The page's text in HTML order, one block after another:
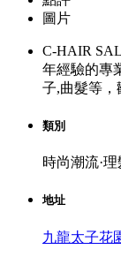
圖片
C-HAIR
年經驗的專
子,曲髮等，
類別
時尚潮流·
地址
九龍太子花